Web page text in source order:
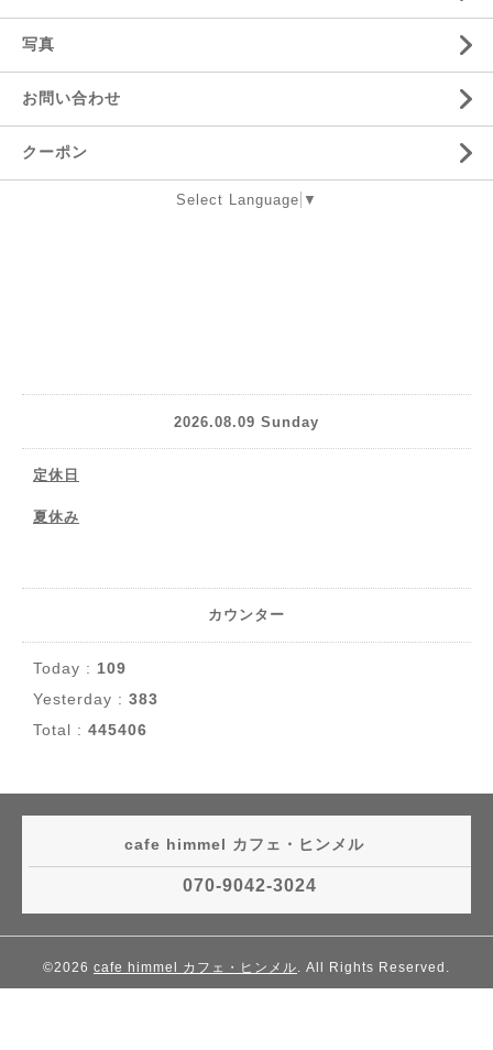
写真
お問い合わせ
クーポン
Select Language ▼
2026.08.09 Sunday
定休日
夏休み
カウンター
Today : 109
Yesterday : 383
Total : 445406
cafe himmel カフェ・ヒンメル
070-9042-3024
©2026 cafe himmel カフェ・ヒンメル. All Rights Reserved.